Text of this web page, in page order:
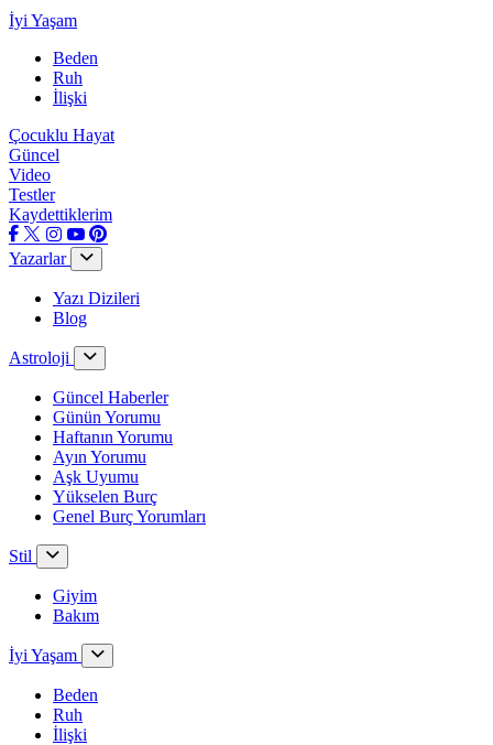
İyi Yaşam
Beden
Ruh
İlişki
Çocuklu Hayat
Güncel
Video
Testler
Kaydettiklerim
Yazarlar
Yazı Dizileri
Blog
Astroloji
Güncel Haberler
Günün Yorumu
Haftanın Yorumu
Ayın Yorumu
Aşk Uyumu
Yükselen Burç
Genel Burç Yorumları
Stil
Giyim
Bakım
İyi Yaşam
Beden
Ruh
İlişki